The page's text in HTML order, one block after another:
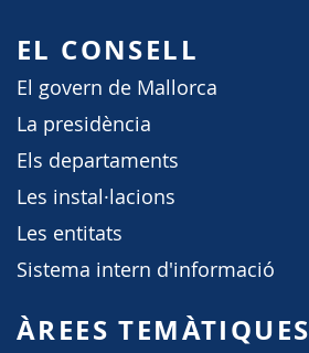
EL CONSELL
El govern de Mallorca
La presidència
Els departaments
Les instal·lacions
Les entitats
Sistema intern d'informació
ÀREES TEMÀTIQUES